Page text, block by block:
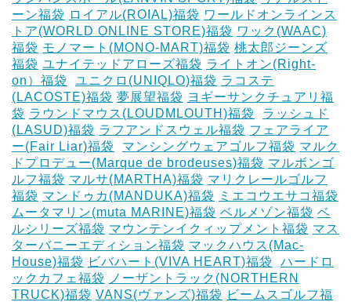
ーン福袋 ロイアル(ROIAL)福袋 ワールドオンラインス
トア(WORLD ONLINE STORE)福袋 ワック(WAAC)
福袋 モノマート(MONO-MART)福袋 桃太郎ジーンズ
福袋 ユナイテッドアローズ福袋 ライトオン(Right-
on）福袋
ユニクロ(UNIQLO)福袋 ラコステ
(LACOSTE)福袋 夢展望福袋 ヨギーサンクチュアリ福
袋 ラウンドマウス(LOUDMLOUTH)福袋
ラッシュド
(LASUD)福袋 ラフアンドスウェル福袋 フェアライア
ー(Fair Liar)福袋
マンシングウェアゴルフ福袋 マルク
ドプロデュー(Marque de brodeuses)福袋 マルボンゴ
ルフ福袋 マルサ(MARTHA)福袋 マリクレールゴルフ
福袋 マンドゥカ(MANDUKA)福袋
ミエコウエサコ福袋
ムータマリン(muta MARINE)福袋 ベルメゾン福袋 ベ
ルシリーズ福袋 マウンテンイクィップメント福袋 マス
ターバニーエディション福袋 マックハウス(Mac-
House)福袋 ビバハート(VIVA HEART)福袋
ハードロ
ックカフェ福袋
ノーザントラック(NORTHERN
TRUCK)福袋 VANS(ヴァンズ)福袋 ビームスゴルフ福